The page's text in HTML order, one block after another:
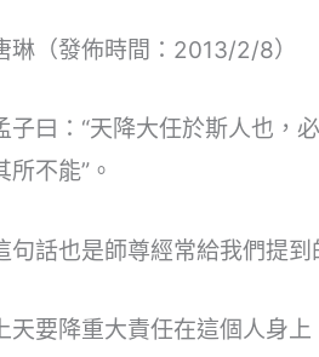
琳（發佈時間：2013/2/8）
子曰：“天降大任於斯人也，
所不能”。
句話也是師尊經常給我們提到
天要降重大責任在這個人身